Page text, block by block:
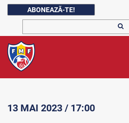
ABONEAZĂ-TE!
13 MAI 2023 / 17:00